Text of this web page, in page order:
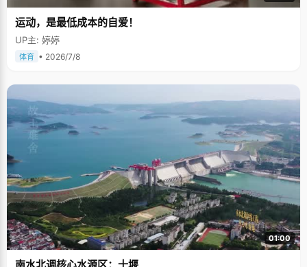
运动，是最低成本的自爱！
UP主: 婷婷
体育 • 2026/7/8
01:00